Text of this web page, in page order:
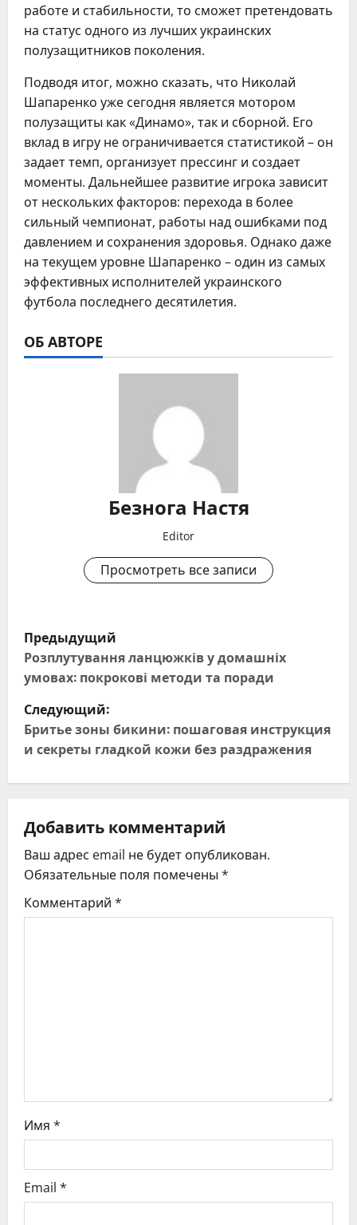
работе и стабильности, то сможет претендовать
на статус одного из лучших украинских
полузащитников поколения.
Подводя итог, можно сказать, что Николай
Шапаренко уже сегодня является мотором
полузащиты как «Динамо», так и сборной. Его
вклад в игру не ограничивается статистикой – он
задает темп, организует прессинг и создает
моменты. Дальнейшее развитие игрока зависит
от нескольких факторов: перехода в более
сильный чемпионат, работы над ошибками под
давлением и сохранения здоровья. Однако даже
на текущем уровне Шапаренко – один из самых
эффективных исполнителей украинского
футбола последнего десятилетия.
ОБ АВТОРЕ
Безнога Настя
Editor
Просмотреть все записи
Н
а
в
и
г
ц
и
я
и
с
я
м
Предыдущий
Розплутування ланцюжків у домашніх
умовах: покрокові методи та поради
Следующий:
Бритье зоны бикини: пошаговая инструкция
и секреты гладкой кожи без раздражения
Добавить комментарий
Ваш адрес email не будет опубликован.
Обязательные поля помечены *
Комментарий *
Имя *
Email *